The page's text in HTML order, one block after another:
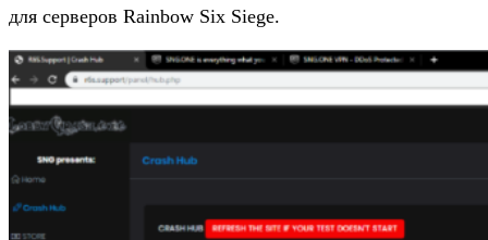
для серверов Rainbow Six Siege.